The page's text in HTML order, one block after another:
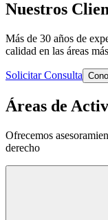
Nuestros
Más de 30 años de
calidad en las áreas
Solicitar Consulta
Áreas de
Ofrecemos
derecho